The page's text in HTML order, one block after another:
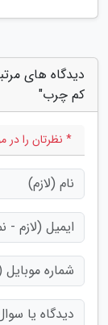
کم چرب"
* نظرتان را در